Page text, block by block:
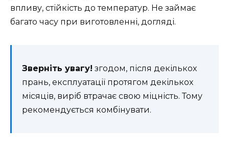
впливу, стійкість до температур. Не займає
багато часу при виготовленні, догляді.
Зверніть увагу! згодом, після декількох
прань, експлуатації протягом декількох
місяців, виріб втрачає свою міцність. Тому
рекомендується комбінувати.